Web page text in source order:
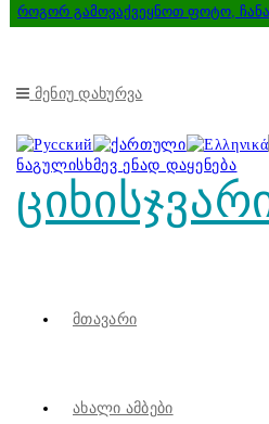
როგორ გამოვაქვეყნოთ ფოტო,
Მენიუ Დახურვა
ნაგულისხმევ ენად დაყენება
Მთავარი
Ახალი Ამბები